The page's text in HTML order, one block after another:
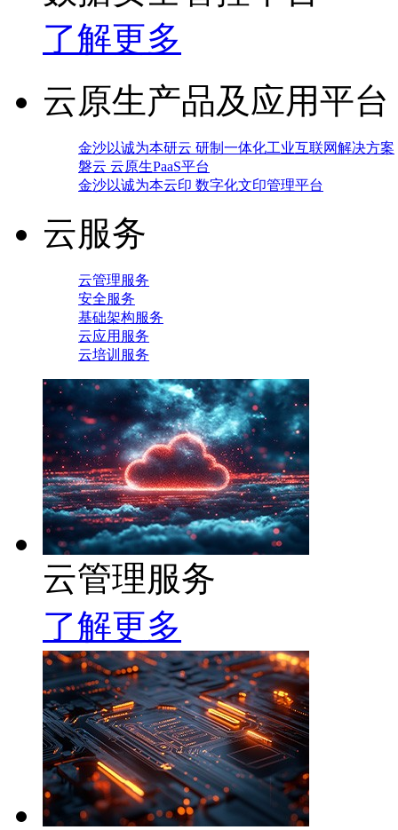
了解更多
云原生产品及应用平台
金沙以诚为本研云 研制一体化工业互联网解决方案
磐云 云原生PaaS平台
金沙以诚为本云印 数字化文印管理平台
云服务
云管理服务
安全服务
基础架构服务
云应用服务
云培训服务
云管理服务
了解更多